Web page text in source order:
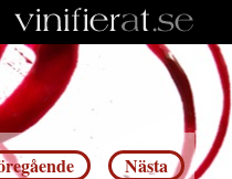
Nästa